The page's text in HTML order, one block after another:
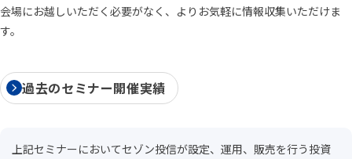
会場にお越しいただく必要がなく、よりお気軽に情報収集いただけま
す。
過去のセミナー開催実績
上記セミナーにおいてセゾン投信が設定、運用、販売を行う投資